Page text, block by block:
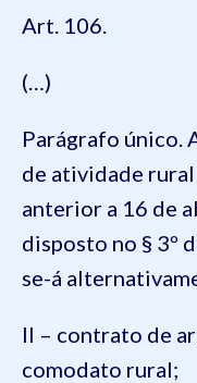
Art. 106.
(…)
Parágrafo único.
de atividade
anterior a 16 de
disposto no § 3º
se-á
II – contrato de
comodato rural;